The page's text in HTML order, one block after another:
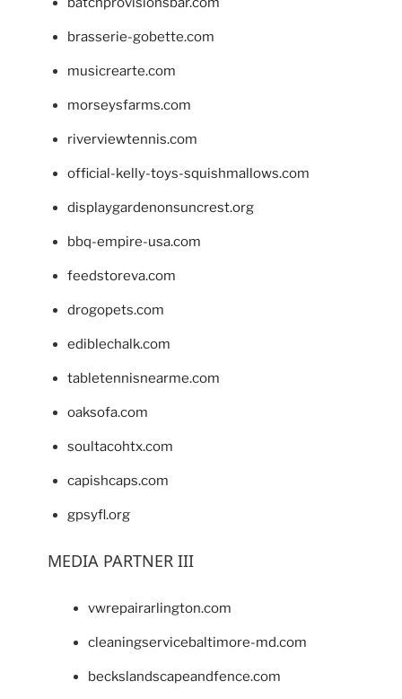
brasserie-gobette.com
musicrearte.com
morseysfarms.com
riverviewtennis.com
official-kelly-toys-squishmallows.com
displaygardenonsuncrest.org
bbq-empire-usa.com
feedstoreva.com
drogopets.com
ediblechalk.com
tabletennisnearme.com
oaksofa.com
soultacohtx.com
capishcaps.com
gpsyfl.org
MEDIA PARTNER III
vwrepairarlington.com
cleaningservicebaltimore-md.com
beckslandscapeandfence.com